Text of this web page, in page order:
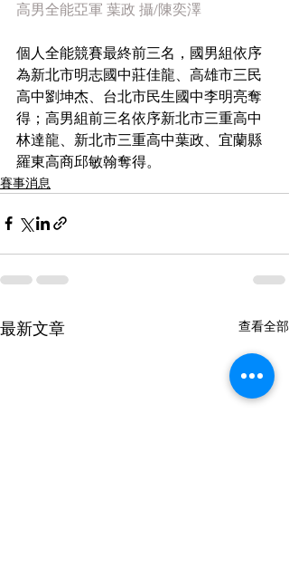
高男全能亞軍 葉政 攝/陳奕澤
個人全能競賽最終前三名，國男組依序
為新北市明志國中莊佳龍、高雄市三民
高中劉坤杰、台北市民生國中李明亮奪
得；高男組前三名依序新北市三重高中
林達龍、新北市三重高中葉政、宜蘭縣
羅東高商邱敏翰奪得。
賽事消息
最新文章 查看全部